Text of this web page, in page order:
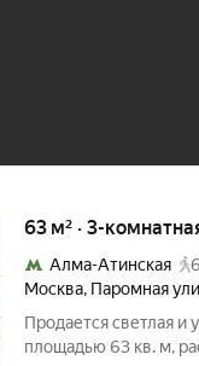
63 м² · 3-
Алма-Атинская
Москва, Паромная
Продается светлая и
площадью 63 кв. м,